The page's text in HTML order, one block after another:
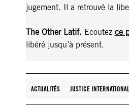
jugement. Il a retrouvé la
The Other Latif. Ecoutez ce
libéré jusqu’à présent.
ACTUALITÉS JUSTICE